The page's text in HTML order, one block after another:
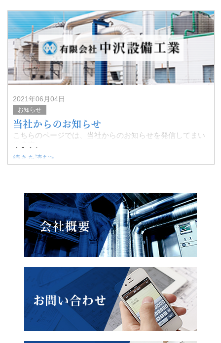
2021年06月04日
お知らせ
当社からのお知らせ
こちらのページでは、当社からのお知らせを発信してまい
続きを読む>